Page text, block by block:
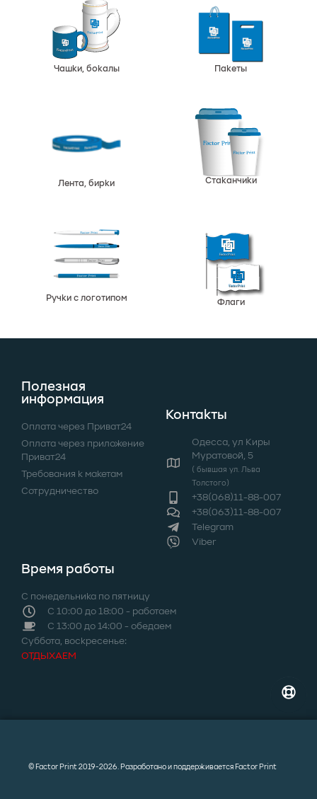
Чашки, бокалы Пакеты
Лента, бирки Стаканчики
Ручки с логотипом Флаги
Полезная
информация
Оплата через Приват24
Оплата через приложение
Приват24
Требования к макетам
Сотрудничество
Контакты
Одеcса, ул Киры
Муратовой, 5
( бывшая ул. Льва
Толстого)
+38(068)11-88-007
+38(063)11-88-007
Telegram
Viber
Время работы
С понедельника по пятницу
С 10:00 до 18:00 - работаем
C 13:00 до 14:00 - обедаем
Суббота, воскресенье:
ОТДЫХАЕМ
© Factor Print 2019-2026. Разработано и поддерживается Factor Print